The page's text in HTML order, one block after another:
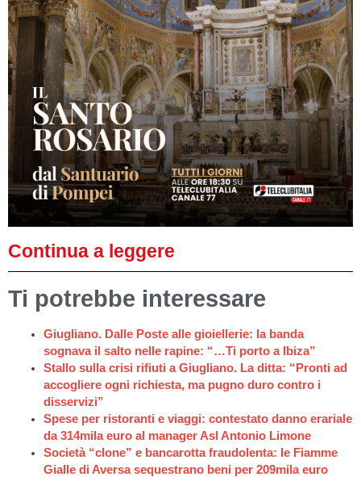
Continua a leggere
Ti potrebbe interessare
Giugliano. Dalle Poste alle gioiellerie: la banda
sognava il salto nelle rapine: “…Ti porto a Ibiza”
Stallo sulla crisi rifiuti a Giugliano. La ditta: “Pronti ad
accogliere ogni richiesta, ma pugno duro contro i
disservizi”
Spese per ristoranti e viaggi: contestato danno erariale
da 314mila euro al manager Asl Antonio Limone
Società “clone” e bancarotta fraudolenta: le Fiamme
Gialle di Aversa sequestrano beni per 209mila euro